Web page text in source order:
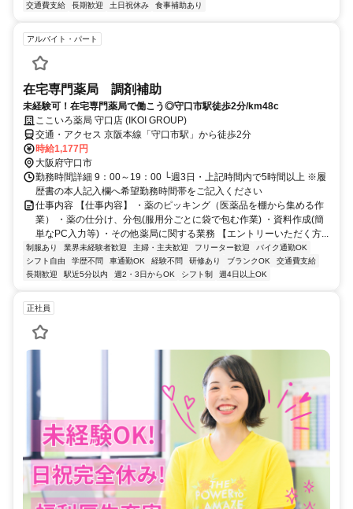
交通費支給
長期歓迎 土日祝休み 食事補助あり
アルバイト・パート
在宅専門薬局 調剤補助
未経験可！在宅専門薬局で働こう◎守口市駅徒歩2分/km48c
ここいろ薬局 守口店 (IKOI GROUP)
交通・アクセス 京阪本線「守口市駅」から徒歩2分
時給1,177円
大阪府守口市
勤務時間詳細 9：00～19：00 └週3日・上記時間内で5時間以上 ※履
歴書の本人記入欄へ希望勤務時間帯をご記入ください
仕事内容 【仕事内容】 ・薬のピッキング（医薬品を棚から集める作
業） ・薬の仕分け、分包(服用分ごとに袋で包む作業) ・資料作成(簡
単なPC入力等) ・その他薬局に関する業務 【エントリーいただく方...
制服あり 業界未経験者歓迎 主婦・主夫歓迎 フリーター歓迎
バイク通勤OK
シフト自由
学歴不問 車通勤OK 経験不問 研修あり ブランクOK
交通費支給
長期歓迎
駅近5分以内 週2・3日からOK シフト制 週4日以上OK
正社員